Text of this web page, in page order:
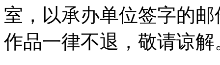
室，以承办单位签字的
作品一律不退，敬请谅解